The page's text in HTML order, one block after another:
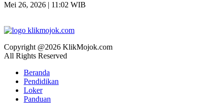
Mei 26, 2026 | 11:02 WIB
Copyright @2026 KlikMojok.com
All Rights Reserved
Beranda
Pendidikan
Loker
Panduan